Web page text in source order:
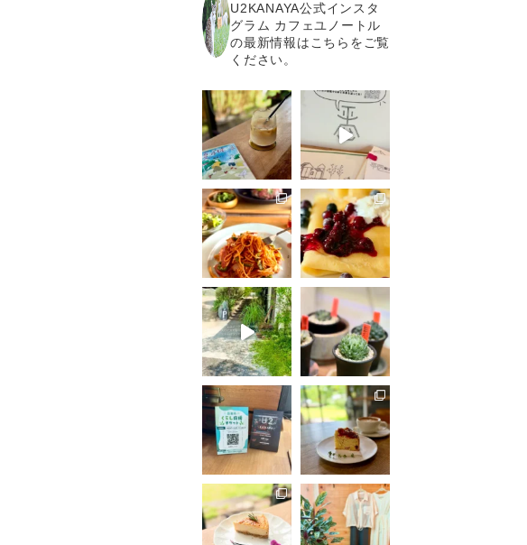
U2KANAYA公式インスタ
グラム カフェユノートル
の最新情報はこちらをご覧
ください。